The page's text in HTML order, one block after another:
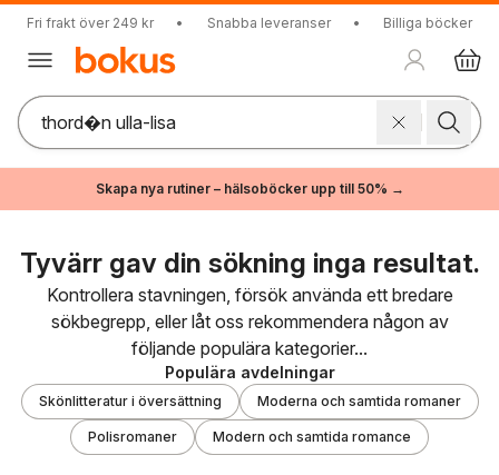
Fri frakt över 249 kr • Snabba leveranser • Billiga böcker
Skapa nya rutiner – hälsoböcker upp till 50% →
Tyvärr gav din sökning inga resultat.
Kontrollera stavningen, försök använda ett bredare
sökbegrepp, eller låt oss rekommendera någon av
följande populära kategorier...
Populära avdelningar
Skönlitteratur i översättning Moderna och samtida romaner
Polisromaner Modern och samtida romance